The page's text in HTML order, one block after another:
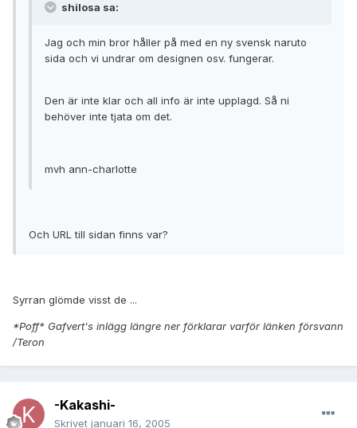
shilosa sa:
Jag och min bror håller på med en ny svensk naruto
sida och vi undrar om designen osv. fungerar.
Den är inte klar och all info är inte upplagd. Så ni
behöver inte tjata om det.
mvh ann-charlotte
Och URL till sidan finns var?
Syrran glömde visst de ...
*Poff* Gafvert's inlägg längre ner förklarar varför länken försvann
/Teron
-Kakashi-
Skrivet januari 16, 2005